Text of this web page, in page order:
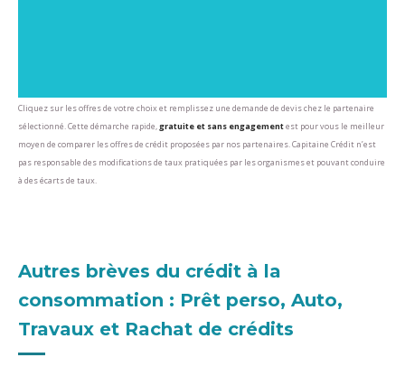
Cliquez sur les offres de votre choix et remplissez une demande de devis chez le partenaire
sélectionné. Cette démarche rapide,gratuite et sans engagementest pour vous le meilleur
moyen de comparer les offres de crédit proposées par nos partenaires. Capitaine Crédit n’est
pas responsable des modifications de taux pratiquées par les organismes et pouvant conduire
à des écarts de taux.
Autres brèves du crédit à la
consommation : Prêt perso, Auto,
Travaux et Rachat de crédits